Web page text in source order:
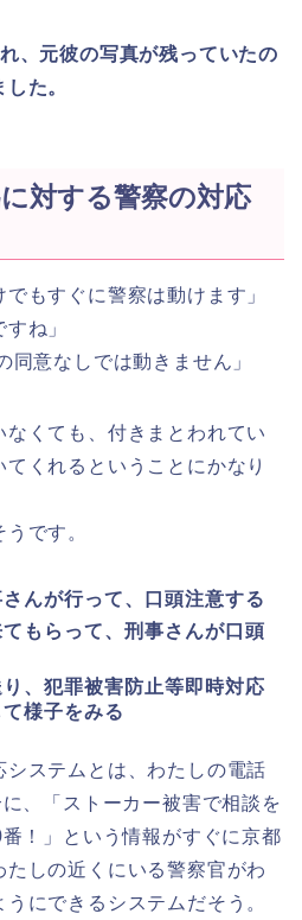
、元彼の写真が残っていたの
た。
対する警察の対応
もすぐに警察は動けます」
ね」
意なしでは動きません」
くても、付きまとわれてい
くれるということにかなり
です。
んが行って、口頭注意する
もらって、刑事さんが口頭
、犯罪被害防止等即時対応
様子をみる
ステムとは、わたしの電話
、「ストーカー被害で相談を
！」という情報がすぐに京都
しの近くにいる警察官がわ
にできるシステムだそう。